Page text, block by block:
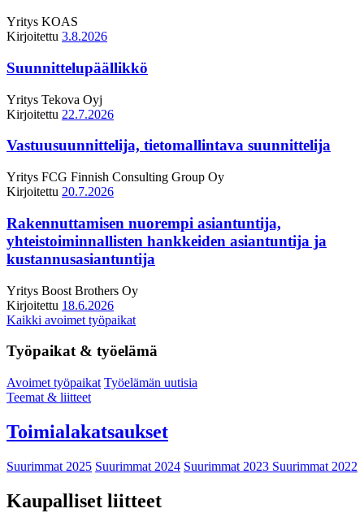
Yritys KOAS
Kirjoitettu 3.8.2026
Suunnittelupäällikkö
Yritys Tekova Oyj
Kirjoitettu 22.7.2026
Vastuusuunnittelija, tietomallintava suunnittelija
Yritys FCG Finnish Consulting Group Oy
Kirjoitettu 20.7.2026
Rakennuttamisen nuorempi asiantuntija,
yhteistoiminnallisten hankkeiden asiantuntija ja
kustannusasiantuntija
Yritys Boost Brothers Oy
Kirjoitettu 18.6.2026
Kaikki avoimet työpaikat
Työpaikat & työelämä
Avoimet työpaikat Työelämän uutisia
Teemat & liitteet
Toimialakatsaukset
Suurimmat 2025 Suurimmat 2024 Suurimmat 2023 Suurimmat 2022
Kaupalliset liitteet